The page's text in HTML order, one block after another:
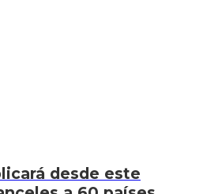
desde este